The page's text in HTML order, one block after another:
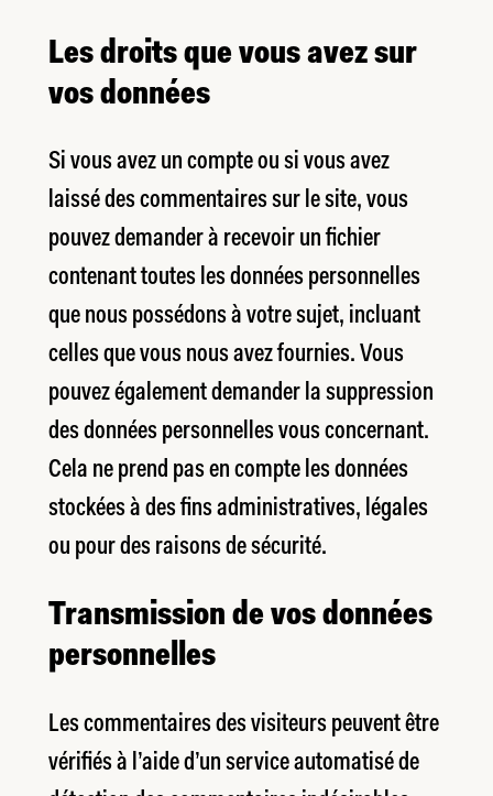
Les droits que vous avez sur
vos données
Si vous avez un compte ou si vous avez
laissé des commentaires sur le site, vous
pouvez demander à recevoir un fichier
contenant toutes les données personnelles
que nous possédons à votre sujet, incluant
celles que vous nous avez fournies. Vous
pouvez également demander la suppression
des données personnelles vous concernant.
Cela ne prend pas en compte les données
stockées à des fins administratives, légales
ou pour des raisons de sécurité.
Transmission de vos données
personnelles
Les commentaires des visiteurs peuvent être
vérifiés à l’aide d’un service automatisé de